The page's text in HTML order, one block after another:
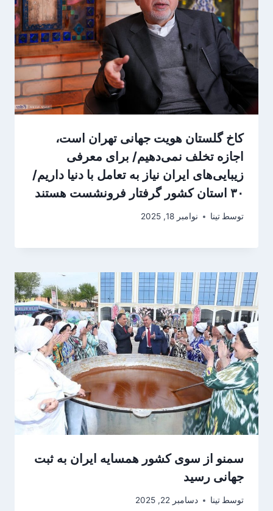
کاخ گلستان هویت جهانی تهران است،
اجازه تخلف نمی‌دهیم/ برای معرفی
زیبایی‌های ایران نیاز به تعامل با دنیا داریم/
۳۰ استان کشور گرفتار فرونشست هستند
توسط تینا نوامبر 18, 2025
سمنو از سوی کشور همسایه ایران به ثبت
جهانی رسید
توسط تینا دسامبر 22, 2025